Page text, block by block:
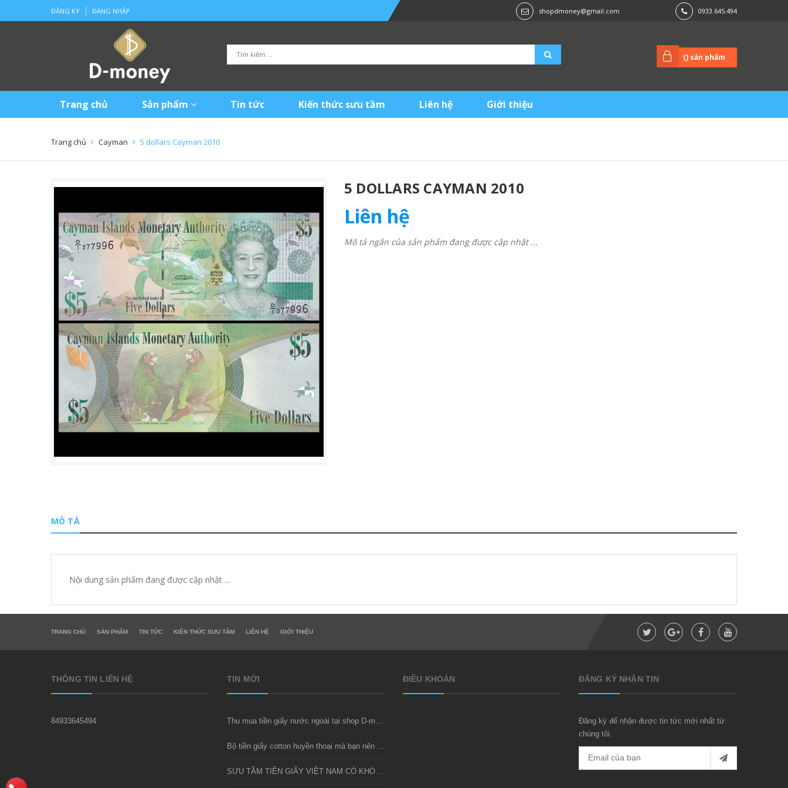
ĐĂNG KÝ ĐĂNG NHẬP shopdmoney@gmail.com 0933.645.494
() sản phẩm
Trang chủ Sản phẩm Tin tức Kiến thức sưu tầm Liên hệ Giới thiệu
Trang chủ Cayman 5 dollars Cayman 2010
5 DOLLARS CAYMAN 2010
Liên hệ
Mô tả ngắn của sản phẩm đang được cập nhật ...
MÔ TẢ
Nội dung sản phẩm đang được cập nhật ...
TRANG CHỦ SẢN PHẨM TIN TỨC KIẾN THỨC SƯU TẦM LIÊN HỆ GIỚI THIỆU
THÔNG TIN LIÊN HỆ
84933645494
TIN MỚI ĐIỀU KHOẢN ĐĂNG KÝ NHẬN TIN
Đăng ký để nhận được tin tức mới nhất từ
chúng tôi.